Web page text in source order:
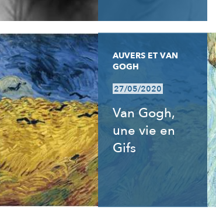
AUVERS ET VAN
GOGH
27/05/2020
Van Gogh,
une vie en
Gifs